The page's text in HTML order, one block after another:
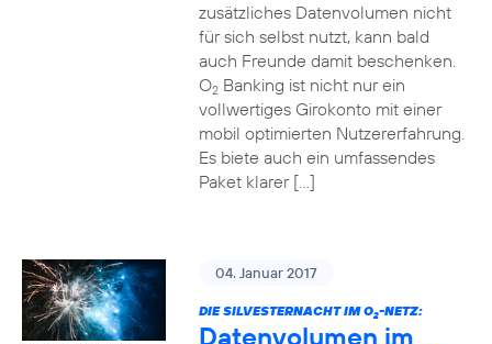
zusätzliches Datenvolumen nicht
für sich selbst nutzt, kann bald
auch Freunde damit beschenken.
O2Banking ist nicht nur ein
vollwertiges Girokonto mit einer
mobil optimierten Nutzererfahrung.
Es biete auch ein umfassendes
Paket klarer […]
04. Januar 2017
DIE SILVESTERNACHT IM O2-NETZ:
Datenvolumen im